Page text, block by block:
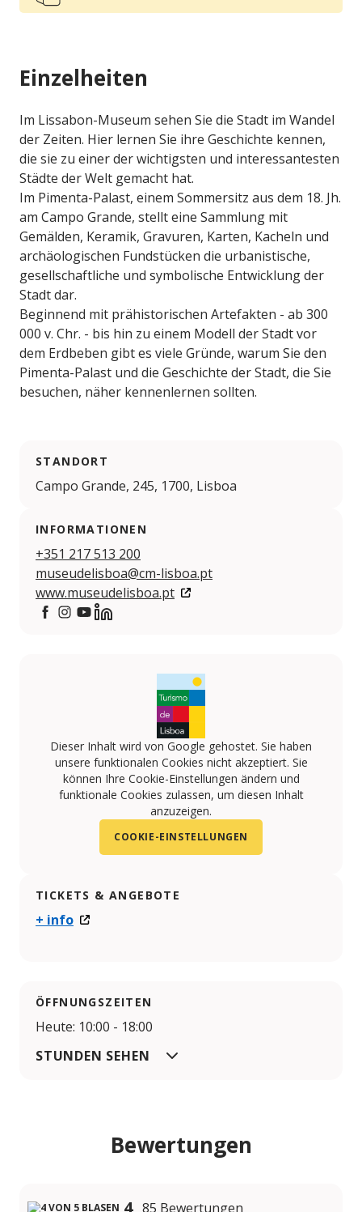
Einzelheiten
Im Lissabon-Museum sehen Sie die Stadt im Wandel
der Zeiten. Hier lernen Sie ihre Geschichte kennen,
die sie zu einer der wichtigsten und interessantesten
Städte der Welt gemacht hat.
Im Pimenta-Palast, einem Sommersitz aus dem 18. Jh.
am Campo Grande, stellt eine Sammlung mit
Gemälden, Keramik, Gravuren, Karten, Kacheln und
archäologischen Fundstücken die urbanistische,
gesellschaftliche und symbolische Entwicklung der
Stadt dar.
Beginnend mit prähistorischen Artefakten - ab 300
000 v. Chr. - bis hin zu einem Modell der Stadt vor
dem Erdbeben gibt es viele Gründe, warum Sie den
Pimenta-Palast und die Geschichte der Stadt, die Sie
besuchen, näher kennenlernen sollten.
STANDORT
Campo Grande, 245, 1700, Lisboa
INFORMATIONEN
+351 217 513 200
museudelisboa@cm-lisboa.pt
www.museudelisboa.pt
Dieser Inhalt wird von Google gehostet. Sie haben
unsere funktionalen Cookies nicht akzeptiert. Sie
können Ihre Cookie-Einstellungen ändern und
funktionale Cookies zulassen, um diesen Inhalt
anzuzeigen.
COOKIE-EINSTELLUNGEN
TICKETS & ANGEBOTE
+ info
ÖFFNUNGSZEITEN
Heute: 10:00 - 18:00
STUNDEN SEHEN
Bewertungen
4 85 Bewertungen